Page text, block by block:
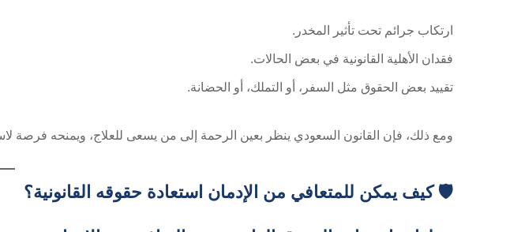
ارتكاب جرائم تحت تأثير المخدر.
فقدان الأهلية القانونية في بعض الحالات.
تقييد بعض الحقوق مثل السفر، أو التملك، أو الحضانة.
ومع ذلك، فإن القانون السعودي ينظر بعين الرحمة إلى من يسعى للعلاج، ويمنحه فرصة
🛡️ كيف يمكن للمتعافي من الإدمان استعادة حقوقه القانونية؟